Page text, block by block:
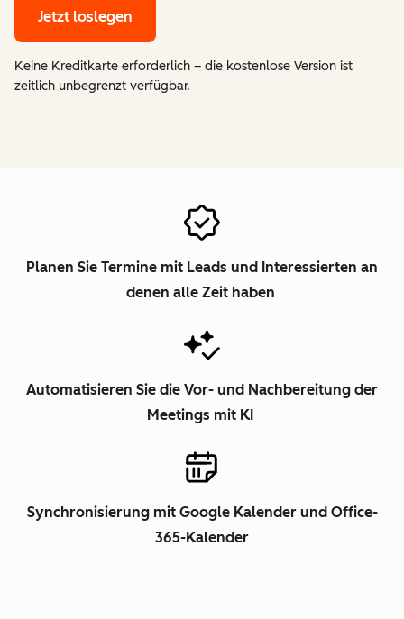
Jetzt loslegen
Keine Kreditkarte erforderlich – die kostenlose Version ist
zeitlich unbegrenzt verfügbar.
Planen Sie Termine mit Leads und Interessierten an
denen alle Zeit haben
Automatisieren Sie die Vor- und Nachbereitung der
Meetings mit KI
Synchronisierung mit Google Kalender und Office-
365-Kalender